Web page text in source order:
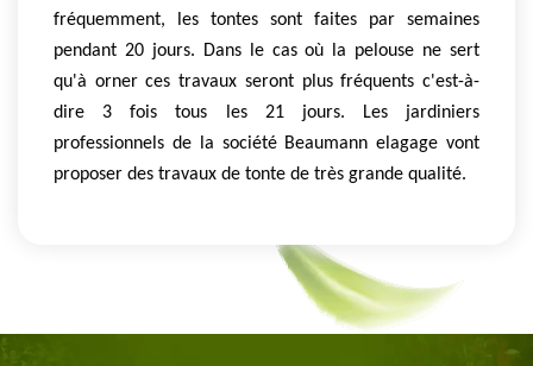
fréquemment, les tontes sont faites par semaines
pendant 20 jours. Dans le cas où la pelouse ne sert
qu'à orner ces travaux seront plus fréquents c'est-à-
dire 3 fois tous les 21 jours. Les jardiniers
professionnels de la société Beaumann elagage vont
proposer des travaux de tonte de très grande qualité.